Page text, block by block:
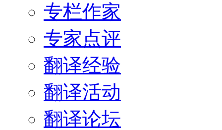
专栏作家
专家点评
翻译经验
翻译活动
翻译论坛